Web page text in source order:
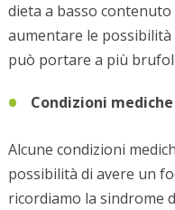
dieta a basso
aumentare le possibilità
può portare a più
Condizioni mediche
Alcune condizioni
possibilità di avere un
ricordiamo la sindrome